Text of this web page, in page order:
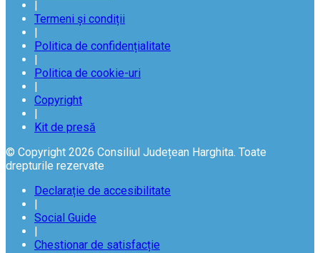
Termeni și condiții
Politica de confidențialitate
Politica de cookie-uri
Copyright
Kit de presă
© Copyright 2026 Consiliul Județean Harghita. Toate
drepturile rezervate
Declarație de accesibilitate
Social Guide
Chestionar de satisfacție